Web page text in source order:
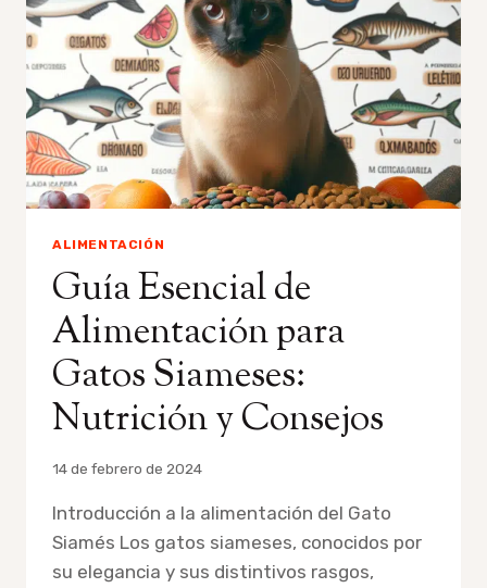
TU
GATO
–
TOP
CONSEJOS
2023
ALIMENTACIÓN
Guía Esencial de
Alimentación para
Gatos Siameses:
Nutrición y Consejos
Por
14 de febrero de 2024
Introducción a la alimentación del Gato
Siamés Los gatos siameses, conocidos por
su elegancia y sus distintivos rasgos,